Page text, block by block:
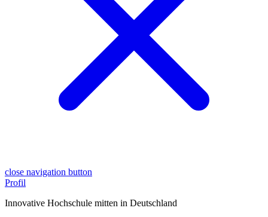
close navigation button
Profil
Innovative Hochschule mitten in Deutschland